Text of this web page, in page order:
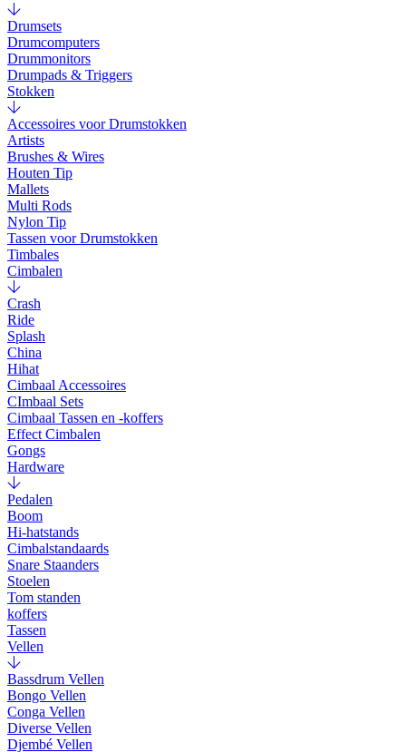
Drumsets
Drumcomputers
Drummonitors
Drumpads & Triggers
Stokken
Accessoires voor Drumstokken
Artists
Brushes & Wires
Houten Tip
Mallets
Multi Rods
Nylon Tip
Tassen voor Drumstokken
Timbales
Cimbalen
Crash
Ride
Splash
China
Hihat
Cimbaal Accessoires
CImbaal Sets
Cimbaal Tassen en -koffers
Effect Cimbalen
Gongs
Hardware
Pedalen
Boom
Hi-hatstands
Cimbalstandaards
Snare Staanders
Stoelen
Tom standen
koffers
Tassen
Vellen
Bassdrum Vellen
Bongo Vellen
Conga Vellen
Diverse Vellen
Djembé Vellen